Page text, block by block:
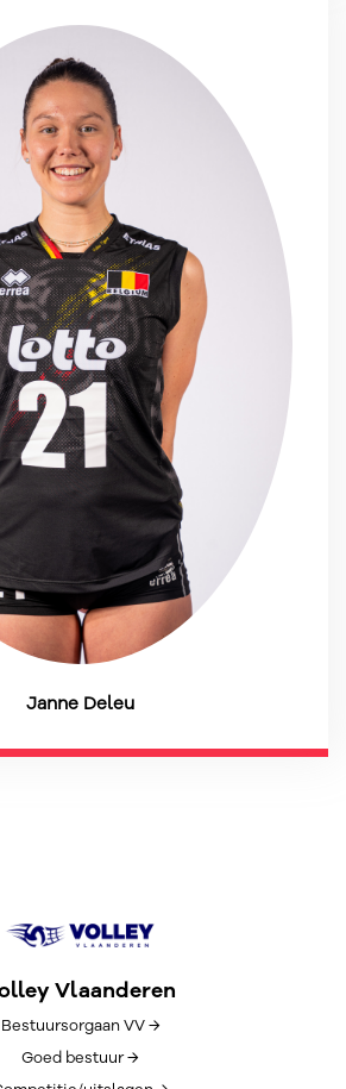
Janne Deleu
Vlaanderen
Bestuursorgaan VV →
Goed bestuur →